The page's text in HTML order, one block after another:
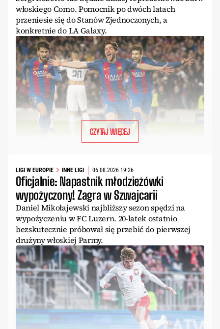
włoskiego Como. Pomocnik po dwóch latach
przeniesie się do Stanów Zjednoczonych, a
konkretnie do LA Galaxy.
CZYTAJ WIĘCEJ
LIGI W EUROPIE INNE LIGI 06.08.2026 19:26
Oficjalnie: Napastnik młodzieżówki
wypożyczony! Zagra w Szwajcarii
Daniel Mikołajewski najbliższy sezon spędzi na
wypożyczeniu w FC Luzern. 20-latek ostatnio
bezskutecznie próbował się przebić do pierwszej
drużyny włoskiej Parmy.